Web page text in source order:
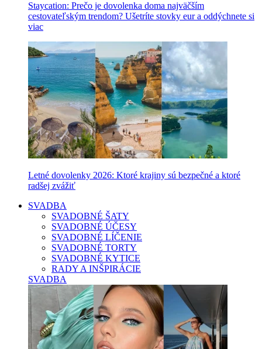
Staycation: Prečo je dovolenka doma najväčším
cestovateľským trendom? Ušetríte stovky eur a oddýchnete si
viac
Letné dovolenky 2026: Ktoré krajiny sú bezpečné a ktoré
radšej zvážiť
SVADBA
SVADOBNÉ ŠATY
SVADOBNÉ ÚČESY
SVADOBNÉ LÍČENIE
SVADOBNÉ TORTY
SVADOBNÉ KYTICE
RADY A INŠPIRÁCIE
SVADBA